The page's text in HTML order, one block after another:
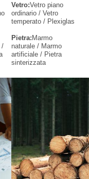
/
Vetro:Vetro piano
ordinario / Vetro
temperato / Plexiglas
Pietra: Marmo
naturale / Marmo
artificiale / Pietra
sinterizzata